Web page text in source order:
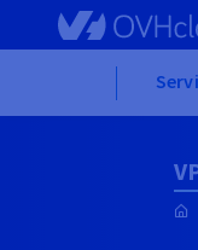
Skip to main content